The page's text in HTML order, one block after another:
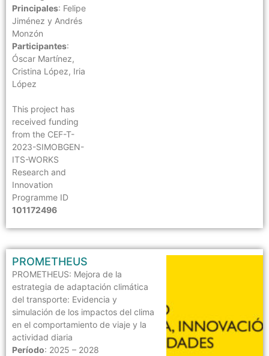
Principales: Felipe
Jiménez y Andrés
Monzón
Participantes:
Óscar Martínez,
Cristina López, Iria
López
This project has
received funding
from the CEF-T-
2023-SIMOBGEN-
ITS-WORKS
Research and
Innovation
Programme ID
101172496
PROMETHEUS
PROMETHEUS: Mejora de la
estrategia de adaptación climática
del transporte: Evidencia y
simulación de los impactos del clima
en el comportamiento de viaje y la
actividad diaria
Período: 2025 – 2028